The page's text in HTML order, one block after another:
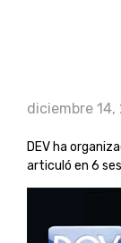
diciembre 14,
DEV ha
articuló en 6